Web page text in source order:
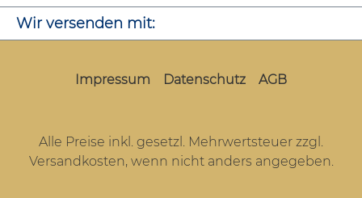
Wir versenden mit:
Impressum Datenschutz AGB
Alle Preise inkl. gesetzl. Mehrwertsteuer zzgl.
Versandkosten, wenn nicht anders angegeben.